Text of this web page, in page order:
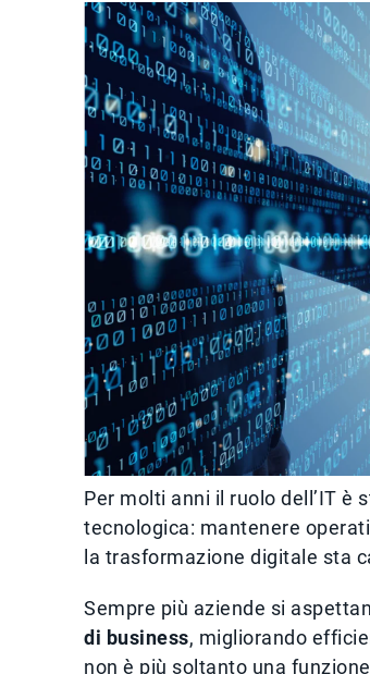
Per molti anni il ruolo dell’IT
tecnologica: mantenere
la trasformazione digitale sta
Sempre più aziende si
di business, migliorando
non è più soltanto una